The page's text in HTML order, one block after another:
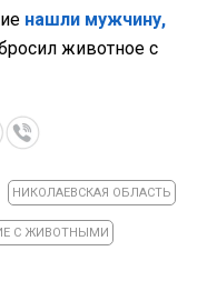
нашли мужчину,
животное с
НИКОЛАЕВСКАЯ ОБЛАСТЬ
С ЖИВОТНЫМИ